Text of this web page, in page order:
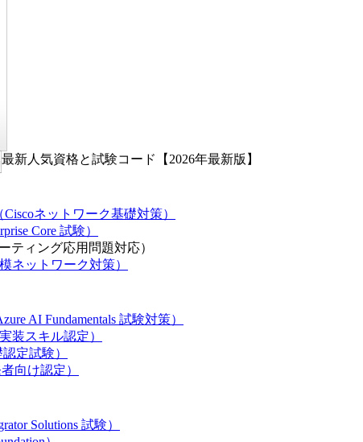
最新人気資格と試験コード【2026年最新版】
ネットワーク基礎対策）
Core 試験）
ティング応用問題対応）
ネットワーク対策）
AI Fundamentals 試験対策）
装スキル認定）
定試験）
向け認定）
Solutions 試験）